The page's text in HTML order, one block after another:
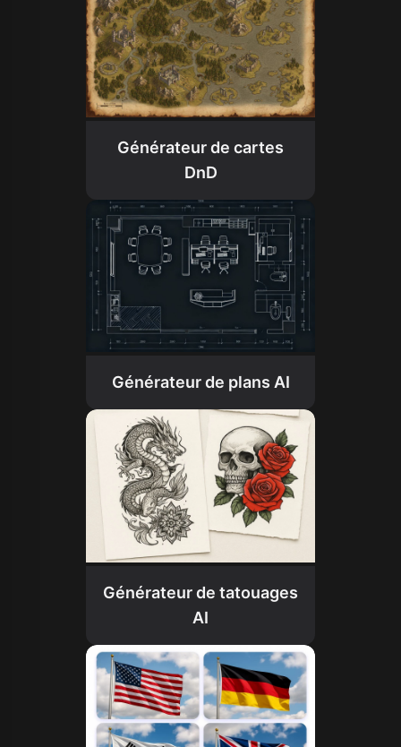
Générateur de cartes
DnD
Générateur de plans AI
Générateur de tatouages
AI